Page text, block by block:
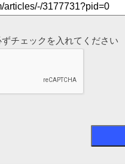
チェックを入れてください